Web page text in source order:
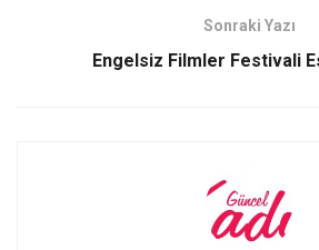
Sonraki Yazı
Engelsiz Filmler Festivali